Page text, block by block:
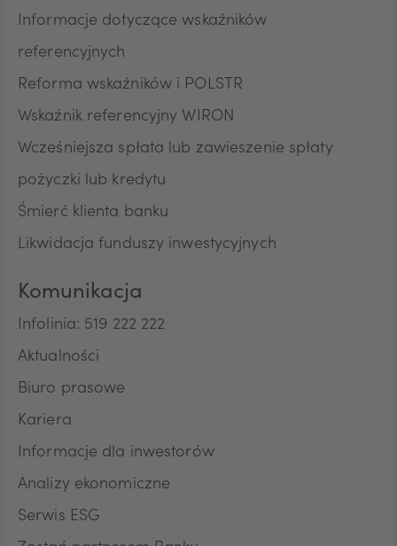
Informacje dotyczące wskaźników
referencyjnych
Reforma wskaźników i POLSTR
Wskaźnik referencyjny WIRON
Wcześniejsza spłata lub zawieszenie spłaty
pożyczki lub kredytu
Śmierć klienta banku
Likwidacja funduszy inwestycyjnych
Komunikacja
Infolinia: 519 222 222
Aktualności
Biuro prasowe
Kariera
Informacje dla inwestorów
Analizy ekonomiczne
Serwis ESG